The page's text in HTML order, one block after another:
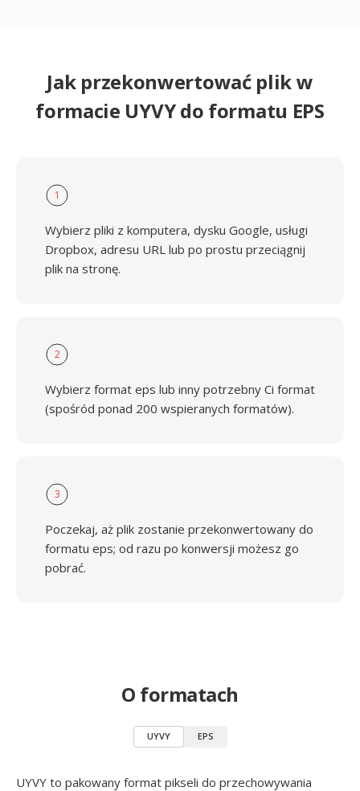
Jak przekonwertować plik w
formacie UYVY do formatu EPS
1
Wybierz pliki z komputera, dysku Google, usługi
Dropbox, adresu URL lub po prostu przeciągnij
plik na stronę.
2
Wybierz format eps lub inny potrzebny Ci format
(spośród ponad 200 wspieranych formatów).
3
Poczekaj, aż plik zostanie przekonwertowany do
formatu eps; od razu po konwersji możesz go
pobrać.
O formatach
UYVY EPS
UYVY to pakowany format pikseli do przechowywania